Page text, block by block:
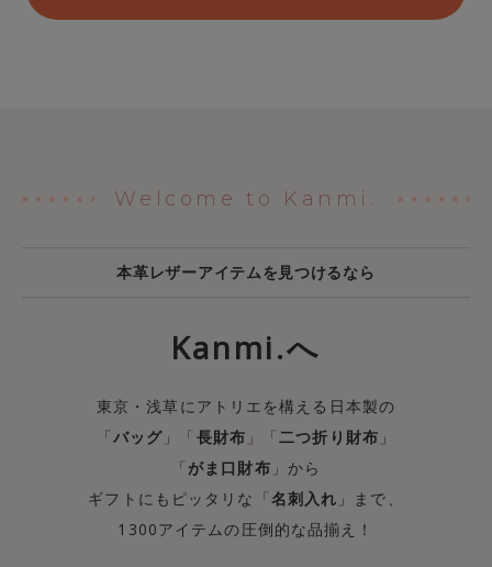
Welcome to Kanmi.
本革レザーアイテムを見つけるなら
Kanmi.へ
東京・浅草にアトリエを構える日本製の
「バッグ 」「 長財布 」「二つ折り財布 」
「 がま口財布 」から
ギフトにもピッタリな「名刺入れ 」まで、
1300アイテムの圧倒的な品揃え！